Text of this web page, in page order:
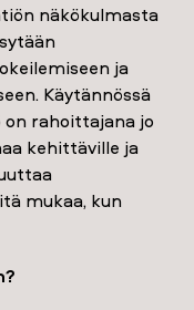
näkökulmasta
ja
Käytännössä
rahoittajana jo
kehittäville ja
mukaa, kun